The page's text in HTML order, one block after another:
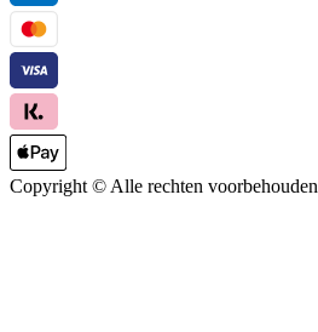
Copyright © Alle rechten voorbehouden